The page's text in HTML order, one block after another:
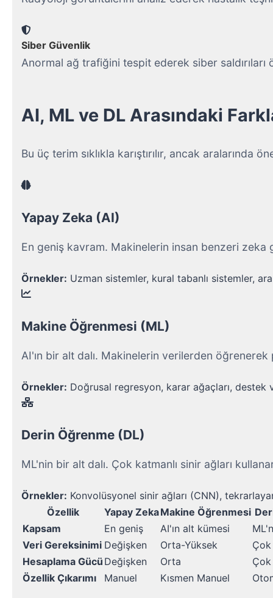
Siber Güvenlik
Anormal ağ trafiğini tespit ederek siber saldırıları
AI, ML ve DL Arasındaki
Bu üç terim sıklıkla karıştırılır, ancak aralarında
Yapay Zeka (AI)
En geniş kavram. Makinelerin insan benzeri
Örnekler: Uzman sistemler, kural tabanlı sistemler,
Makine Öğrenmesi (ML)
AI'ın bir alt dalı. Makinelerin verilerden öğrenerek
Örnekler: Doğrusal regresyon, karar ağaçları, destek
Derin Öğrenme (DL)
ML'nin bir alt dalı. Çok katmanlı sinir ağları
Örnekler: Konvolüsyonel sinir ağları (CNN),
Özellik
Yapay ZekaMakine Öğrenmesi
Kapsam
En geniş AI'ın alt kümesi
Veri Gereksinimi Değişken Orta-Yüksek
Hesaplama Gücü Değişken Orta
Özellik Çıkarımı
Manuel Kısmen Manuel